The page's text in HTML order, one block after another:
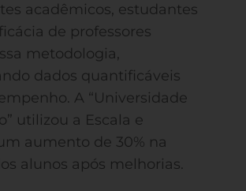
acadêmicos, estudantes
de professores
metodologia,
dados quantificáveis
A “Universidade
utilizou a Escala e
aumento de 30% na
alunos após melhorias.